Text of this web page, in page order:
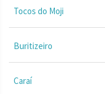
Tocos do Moji
Buritizeiro
Caraí